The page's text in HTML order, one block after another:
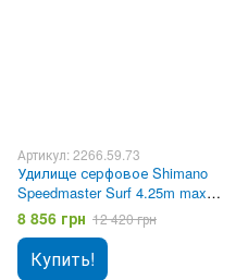
Артикул: 2266.59.73
Удилище серфовое Shimano
Speedmaster Surf 4.25m max
225g Solid Tip 3sec.
8 856 грн 12 420 грн
Купить!